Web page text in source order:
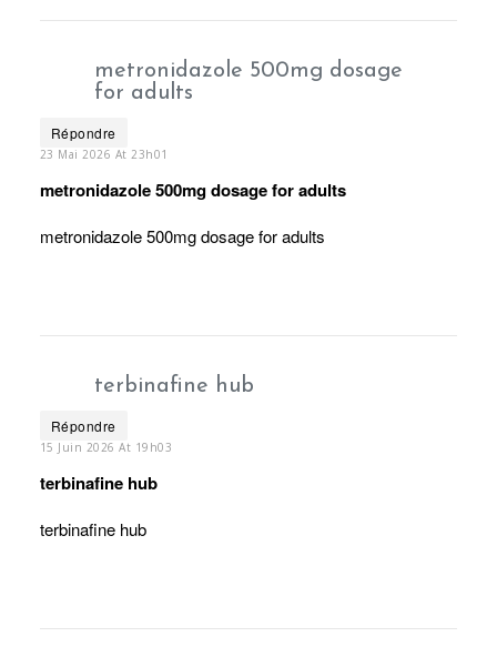
metronidazole 500mg dosage
for adults
Répondre
23 Mai 2026 At 23h01
metronidazole 500mg dosage for adults
metronidazole 500mg dosage for adults
terbinafine hub
Répondre
15 Juin 2026 At 19h03
terbinafine hub
terbinafine hub